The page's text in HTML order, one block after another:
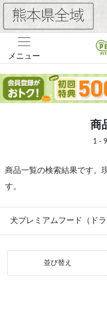
メニュー
商
1 -
商品一覧の検索結果です。
す。
犬プレミアムフード（ドラ
並び替え